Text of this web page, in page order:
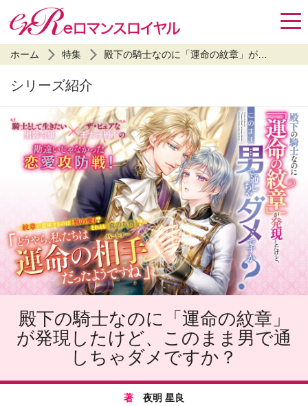
ホーム 特集
シリーズ紹介
殿下の騎士なのに「運命の紋章」
が発現したけど、このまま男で通
しちゃダメですか？
著 夜明 星良